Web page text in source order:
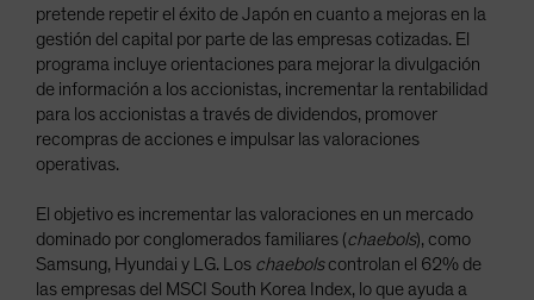
pretende repetir el éxito de Japón en cuanto a mejoras en la
gestión del capital por parte de las empresas cotizadas. El
programa incluye orientaciones para mejorar la divulgación
de información a los accionistas, incrementar la rentabilidad
para los accionistas a través de dividendos, promover
recompras de acciones e impulsar las valoraciones
operativas.
El objetivo es incrementar las valoraciones en un mercado
dominado por conglomerados familiares (chaebols), como
Samsung, Hyundai y LG. Los chaebolscontrolan el 62% de
las empresas del MSCI South Korea Index, lo que ayuda a